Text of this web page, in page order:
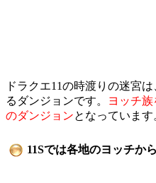
ドラクエ11の時渡りの迷宮
るダンジョンです。
ヨッチ
のダンジョンとなっています
11Sでは各地のヨッチか